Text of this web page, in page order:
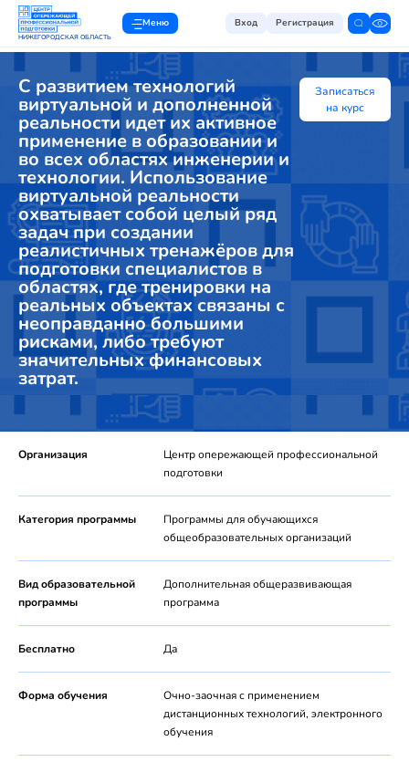
НИЖЕГОРОДСКАЯ ОБЛАСТЬ
Меню Вход Регистрация
С развитием технологий
виртуальной и дополненной
реальности идет их активное
применение в образовании и
во всех областях инженерии и
технологии. Использование
виртуальной реальности
охватывает собой целый ряд
задач при создании
реалистичных тренажёров для
подготовки специалистов в
областях, где тренировки на
реальных объектах связаны с
неоправданно большими
рисками, либо требуют
значительных финансовых
затрат.
Записаться
на курс
Организация
Центр опережающей профессиональной
подготовки
Категория программы
Программы для обучающихся
общеобразовательных организаций
Вид образовательной
программы
Дополнительная общеразвивающая
программа
Бесплатно Да
Форма обучения
Очно-заочная с применением
дистанционных технологий, электронного
обучения